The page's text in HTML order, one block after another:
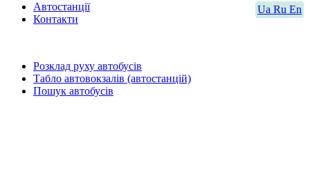
Ua Ru En
Автостанції
Контакти
Розклад руху автобусів
Табло автовокзалів (автостанцій)
Пошук автобусів